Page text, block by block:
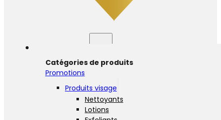
Catégories de produits
Promotions
Produits visage
Nettoyants
Lotions